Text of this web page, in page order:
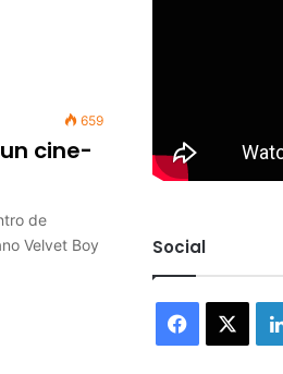
659
cine-
de
Velvet Boy
Social
Facebook